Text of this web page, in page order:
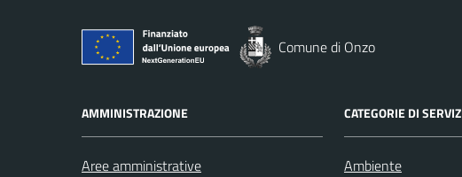
Comune di Onzo
AMMINISTRAZIONE
Aree amministrative
CATEGORIE DI
Ambiente